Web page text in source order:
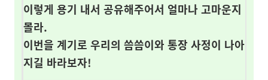
이렇게 용기 내서 공유해주어서 얼마나 고마운지
몰라.
이번을 계기로 우리의 씀씀이와 통장 사정이 나아
지길 바라보자!